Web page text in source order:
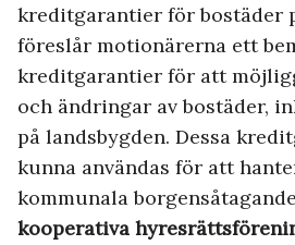
kreditgarantier för bostäder
föreslår motionärerna ett
kreditgarantier för att
och ändringar av bostäder,
på landsbygden. Dessa
kunna användas för att
kommunala
kooperativa